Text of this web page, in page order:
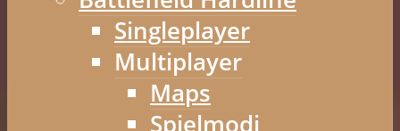
Singleplayer
Multiplayer
Maps
Spielmodi